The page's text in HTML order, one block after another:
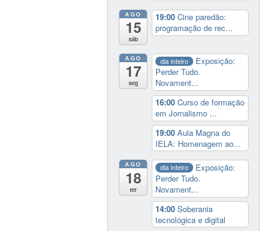
AGO
15
sáb
19:00Cine paredão:
programação de rec...
AGO
17
seg
dia inteiro
Exposição:
Perder Tudo.
Novament...
16:00Curso de formação
em Jornalismo ...
19:00Aula Magna do
IELA: Homenagem ao...
AGO
18
ter
dia inteiro
Exposição:
Perder Tudo.
Novament...
14:00Soberania
tecnológica e digital